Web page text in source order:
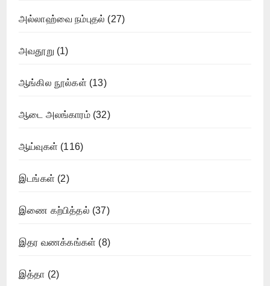
அல்லாஹ்வை நம்புதல் (27)
அவதூறு (1)
ஆங்கில நூல்கள் (13)
ஆடை அலங்காரம்(32)
ஆய்வுகள் (116)
இடங்கள் (2)
இணை கற்பித்தல் (37)
இதர வணக்கங்கள் (8)
இத்தா (2)